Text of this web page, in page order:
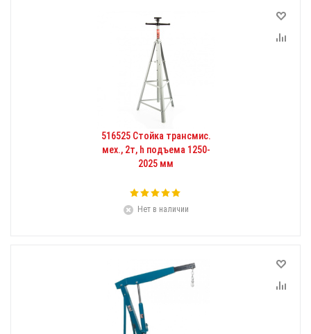
516525 Стойка трансмис.
мех., 2т, h подъема 1250-
2025 мм
Нет в наличии